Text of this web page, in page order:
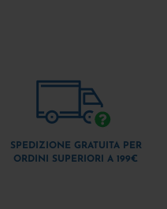
SPEDIZIONE GRATUITA PER
ORDINI SUPERIORI A 199€